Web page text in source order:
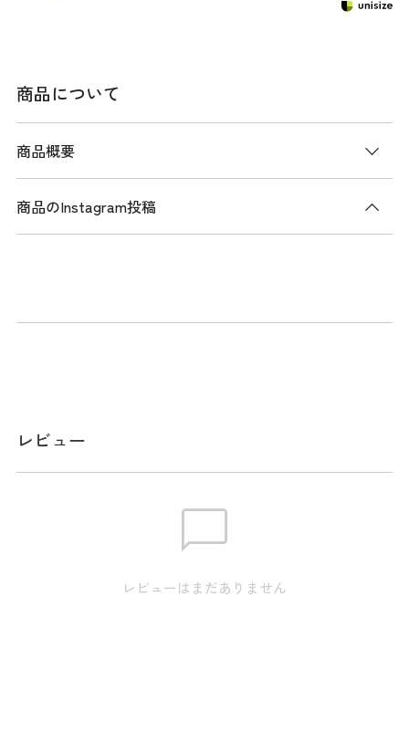
商品について
商品概要
商品説明
工でナチュラルな風合いに仕上げた軽やかな一着。左袖には
メーカー品番：7AM002
【L】肩幅:51cm / 身幅:59cm / 袖丈:61.5cm / 着丈:72cm
商品のInstagram投稿
レビュー
レビューはまだありません